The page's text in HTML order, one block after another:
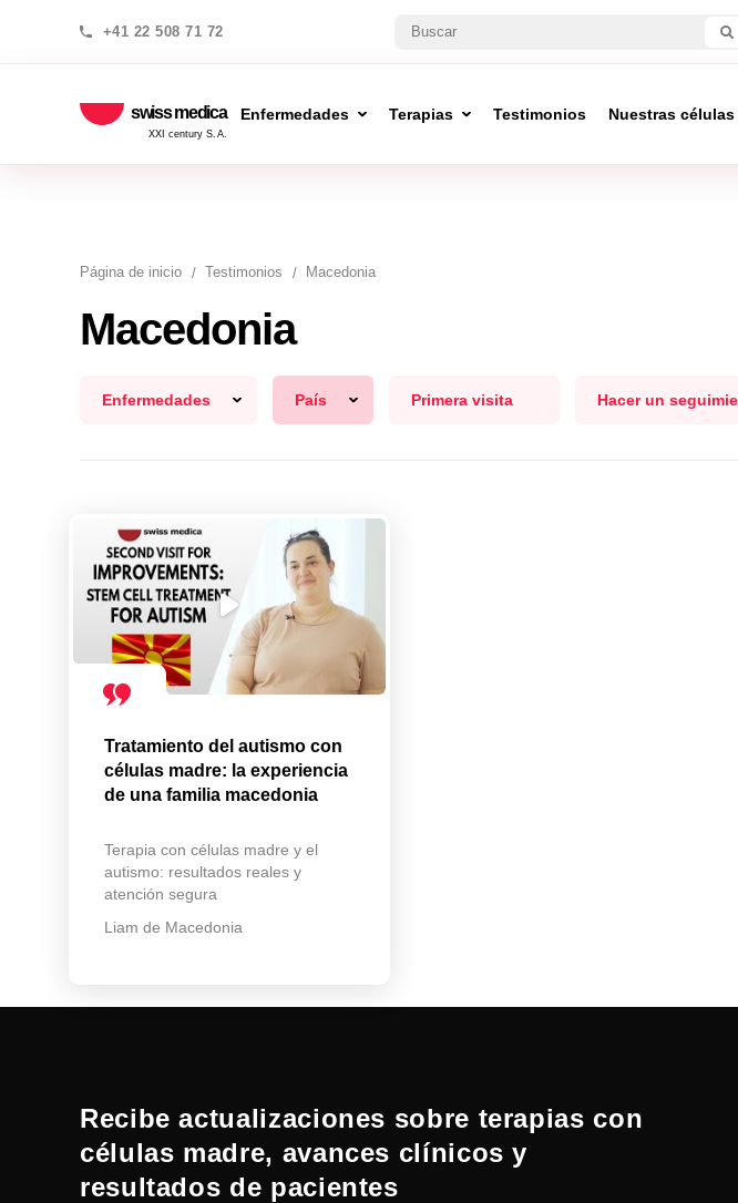
+41 22 508 71 72
swiss medica
XXI century S.A.
Enfermedades Terapias Testimonios Nuestras células
Página de inicio Testimonios Macedonia
Macedonia
Enfermedades País Primera visita Hacer un
Tratamiento del autismo con
células madre: la experiencia
de una familia macedonia
Terapia con células madre y el
autismo: resultados reales y
atención segura
Liam de Macedonia
Recibe actualizaciones sobre terapias con
células madre, avances clínicos y
resultados de pacientes